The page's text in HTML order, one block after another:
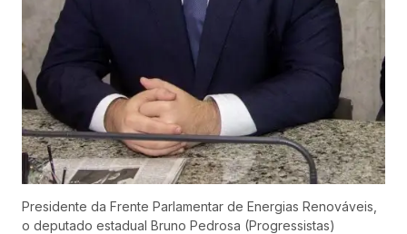
Presidente da Frente Parlamentar de Energias Renováveis,
o deputado estadual Bruno Pedrosa (Progressistas)